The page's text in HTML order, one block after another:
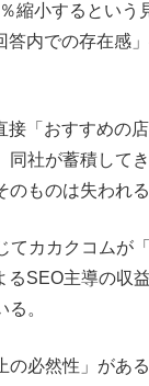
縮小するという
答内での存在感
「おすすめの
同社が蓄積して
のものは失われ
カカクコムが
るSEO主導の収
。
必然性」があ